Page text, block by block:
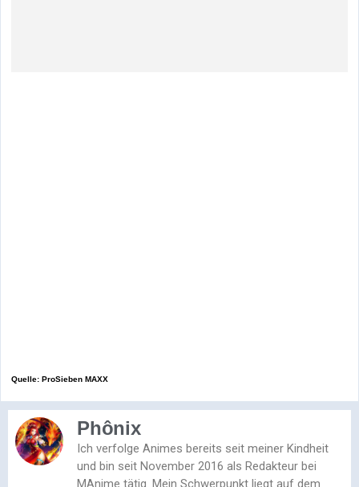
Quelle: ProSieben MAXX
Phônix
Ich verfolge Animes bereits seit meiner Kindheit
und bin seit November 2016 als Redakteur bei
MAnime tätig. Mein Schwerpunkt liegt auf dem